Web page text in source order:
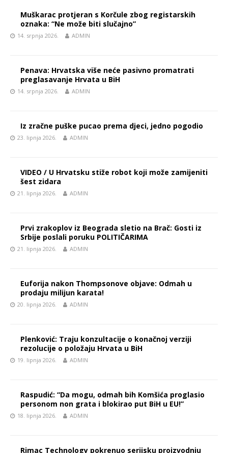
Muškarac protjeran s Korčule zbog registarskih
oznaka: “Ne može biti slučajno”
14. srpnja 2026. ADMIN
Penava: Hrvatska više neće pasivno promatrati
preglasavanje Hrvata u BiH
14. srpnja 2026. ADMIN
Iz zračne puške pucao prema djeci, jedno pogodio
23. lipnja 2026. ADMIN
VIDEO / U Hrvatsku stiže robot koji može zamijeniti
šest zidara
21. lipnja 2026. ADMIN
Prvi zrakoplov iz Beograda sletio na Brač: Gosti iz
Srbije poslali poruku POLITIČARIMA
21. lipnja 2026. ADMIN
Euforija nakon Thompsonove objave: Odmah u
prodaju milijun karata!
20. lipnja 2026. ADMIN
Plenković: Traju konzultacije o konačnoj verziji
rezolucije o položaju Hrvata u BiH
19. lipnja 2026. ADMIN
Raspudić: “Da mogu, odmah bih Komšića proglasio
personom non grata i blokirao put BiH u EU!”
18. lipnja 2026. ADMIN
Rimac Technology pokrenuo serijsku proizvodnju